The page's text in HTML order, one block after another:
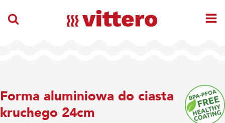
Forma aluminiowa do ciasta
kruchego 24cm